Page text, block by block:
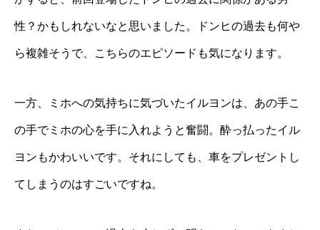
性？かもしれないなと思いました。ドンヒの過去も何や
ら複雑そうで、こちらのエピソードも気になります。
一方、ミホへの気持ちに気づいたイルヨンは、あの手こ
の手でミホの心を手に入れようと奮闘。酔っ払ったイル
ヨンもかわいいです。それにしても、車をプレゼントし
てしまうのはすごいですね。